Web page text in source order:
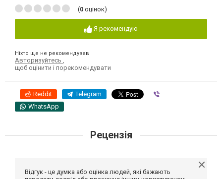
(0 оцінок)
Я рекомендую
Ніхто ще не рекомендував
Авторизуйтесь
щоб оцінити і порекомендувати
Reddit Telegram
WhatsApp
Рецензія
Відгук - це думка або оцінка людей, які бажають